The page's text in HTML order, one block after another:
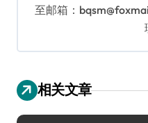
至邮箱：
相关文章